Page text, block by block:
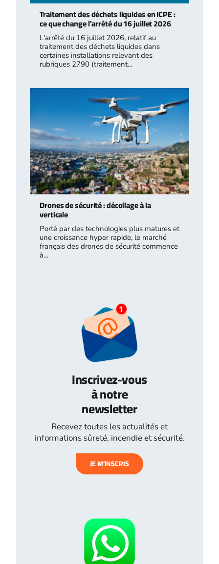
Traitement des déchets liquides en ICPE :
ce que change l’arrêté du 16 juillet 2026
L'arrêté du 16 juillet 2026, relatif au
traitement des déchets liquides dans
certaines installations relevant des
rubriques 2790 (traitement…
Drones de sécurité : décollage à la
verticale
Porté par des technologies plus matures et
une croissance hyper rapide, le marché
français des drones de sécurité commence
à…
Inscrivez-vous
à notre
newsletter
Recevez toutes les actualités et
informations sûreté, incendie et sécurité.
JE M’INSCRIS